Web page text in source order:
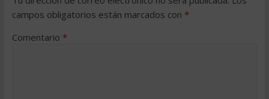
campos obligatorios están marcados con *
Comentario *